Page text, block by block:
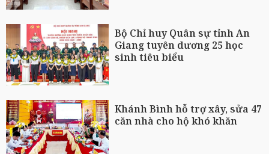
Bộ Chỉ huy Quân sự tỉnh An
Giang tuyên dương 25 học
sinh tiêu biểu
Khánh Bình hỗ trợ xây, sửa 47
căn nhà cho hộ khó khăn